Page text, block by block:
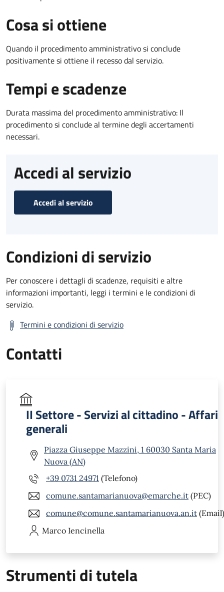
Cosa si ottiene
Quando il procedimento amministrativo si conclude
positivamente si ottiene il recesso dal servizio.
Tempi e scadenze
Durata massima del procedimento amministrativo: Il
procedimento si conclude al termine degli accertamenti
necessari.
Accedi al servizio
Accedi al servizio
Condizioni di servizio
Per conoscere i dettagli di scadenze, requisiti e altre
informazioni importanti, leggi i termini e le condizioni di
servizio.
Termini e condizioni di servizio
Contatti
II Settore - Servizi al cittadino - Affari
generali
Piazza Giuseppe Mazzini, 1 60030 Santa Maria
Nuova (AN)
+39 0731 24971 (Telefono)
comune.santamarianuova@emarche.it (PEC)
comune@comune.santamarianuova.an.it (Email)
Marco Iencinella
Strumenti di tutela